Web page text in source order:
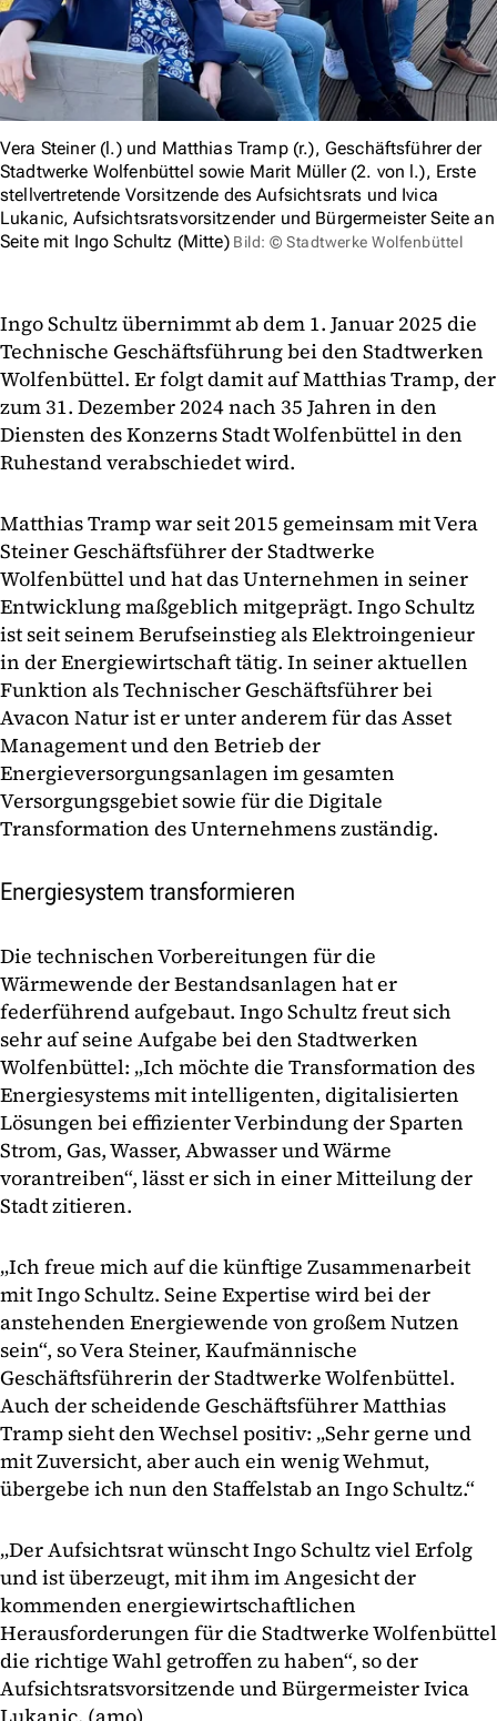
Vera Steiner (l.) und Matthias Tramp (r.), Geschäftsführer der
Stadtwerke Wolfenbüttel sowie Marit Müller (2. von l.), Erste
stellvertretende Vorsitzende des Aufsichtsrats und Ivica
Lukanic, Aufsichtsratsvorsitzender und Bürgermeister Seite an
Seite mit Ingo Schultz (Mitte) Bild: © Stadtwerke Wolfenbüttel
Ingo Schultz übernimmt ab dem 1. Januar 2025 die
Technische Geschäftsführung bei den Stadtwerken
Wolfenbüttel. Er folgt damit auf Matthias Tramp, der
zum 31. Dezember 2024 nach 35 Jahren in den
Diensten des Konzerns Stadt Wolfenbüttel in den
Ruhestand verabschiedet wird.
Matthias Tramp war seit 2015 gemeinsam mit Vera
Steiner Geschäftsführer der Stadtwerke
Wolfenbüttel und hat das Unternehmen in seiner
Entwicklung maßgeblich mitgeprägt. Ingo Schultz
ist seit seinem Berufseinstieg als Elektroingenieur
in der Energiewirtschaft tätig. In seiner aktuellen
Funktion als Technischer Geschäftsführer bei
Avacon Natur ist er unter anderem für das Asset
Management und den Betrieb der
Energieversorgungsanlagen im gesamten
Versorgungsgebiet sowie für die Digitale
Transformation des Unternehmens zuständig.
Energiesystem transformieren
Die technischen Vorbereitungen für die
Wärmewende der Bestandsanlagen hat er
federführend aufgebaut. Ingo Schultz freut sich
sehr auf seine Aufgabe bei den Stadtwerken
Wolfenbüttel: „Ich möchte die Transformation des
Energiesystems mit intelligenten, digitalisierten
Lösungen bei effizienter Verbindung der Sparten
Strom, Gas, Wasser, Abwasser und Wärme
vorantreiben“, lässt er sich in einer Mitteilung der
Stadt zitieren.
„Ich freue mich auf die künftige Zusammenarbeit
mit Ingo Schultz. Seine Expertise wird bei der
anstehenden Energiewende von großem Nutzen
sein“, so Vera Steiner, Kaufmännische
Geschäftsführerin der Stadtwerke Wolfenbüttel.
Auch der scheidende Geschäftsführer Matthias
Tramp sieht den Wechsel positiv: „Sehr gerne und
mit Zuversicht, aber auch ein wenig Wehmut,
übergebe ich nun den Staffelstab an Ingo Schultz.“
„Der Aufsichtsrat wünscht Ingo Schultz viel Erfolg
und ist überzeugt, mit ihm im Angesicht der
kommenden energiewirtschaftlichen
Herausforderungen für die Stadtwerke Wolfenbüttel
die richtige Wahl getroffen zu haben“, so der
Aufsichtsratsvorsitzende und Bürgermeister Ivica